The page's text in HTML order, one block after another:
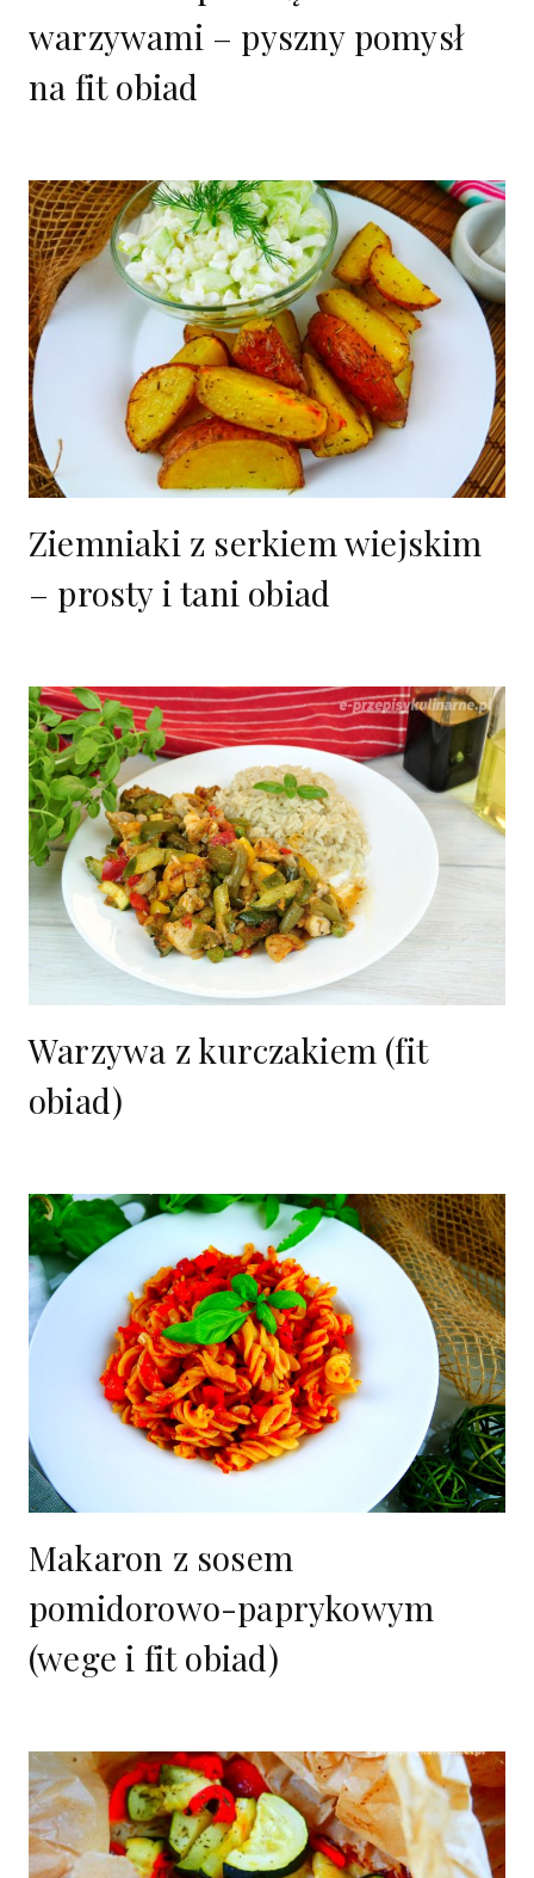
warzywami – pyszny pomysł
na fit obiad
Ziemniaki z serkiem wiejskim
– prosty i tani obiad
Warzywa z kurczakiem (fit
obiad)
Makaron z sosem
pomidorowo-paprykowym
(wege i fit obiad)